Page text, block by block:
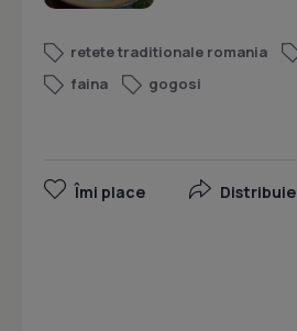
retete traditionale romania
faina
gogosi
Îmi place Distribuie